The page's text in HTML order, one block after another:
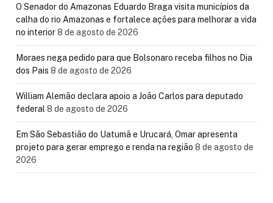
O Senador do Amazonas Eduardo Braga visita municípios da
calha do rio Amazonas e fortalece ações para melhorar a vida
no interior8 de agosto de 2026
Moraes nega pedido para que Bolsonaro receba filhos no Dia
dos Pais 8 de agosto de 2026
William Alemão declara apoio a João Carlos para deputado
federal 8 de agosto de 2026
Em São Sebastião do Uatumã e Urucará, Omar apresenta
projeto para gerar emprego e renda na região 8 de agosto de
2026